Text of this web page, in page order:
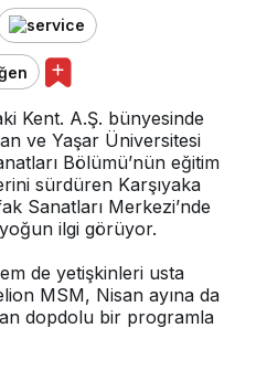
Kent. A.Ş. bünyesinde
ve Yaşar Üniversitesi
Bölümü’nün eğitim
sürdüren Karşıyaka
Sanatları Merkezi’nde
ilgi görüyor.
de yetişkinleri usta
MSM, Nisan ayına da
dopdolu bir programla